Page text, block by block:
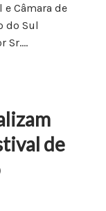
Câmara de
do Sul
Sr.…
de